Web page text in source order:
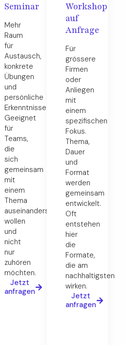
Seminar
Mehr
Raum
für
Austausch,
konkrete
Übungen
und
persönliche
Erkenntnisse.
Geeignet
für
Teams,
die
sich
gemeinsam
mit
einem
Thema
auseinandersetzen
wollen
und
nicht
nur
zuhören
möchten.
Jetzt
anfragen
Workshop
auf
Anfrage
Für
grössere
Firmen
oder
Anliegen
mit
einem
spezifischen
Fokus.
Thema,
Dauer
und
Format
werden
gemeinsam
entwickelt.
Oft
entstehen
hier
die
Formate,
die am
nachhaltigsten
wirken.
Jetzt
anfragen